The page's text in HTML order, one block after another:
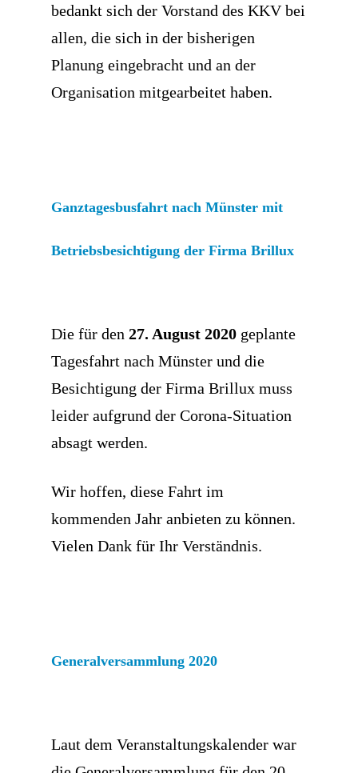
bedankt sich der Vorstand des KKV bei
allen, die sich in der bisherigen
Planung eingebracht und an der
Organisation mitgearbeitet haben.
Ganztagesbusfahrt nach Münster mit
Betriebsbesichtigung der Firma Brillux
Die für den 27. August 2020 geplante
Tagesfahrt nach Münster und die
Besichtigung der Firma Brillux muss
leider aufgrund der Corona-Situation
absagt werden.
Wir hoffen, diese Fahrt im
kommenden Jahr anbieten zu können.
Vielen Dank für Ihr Verständnis.
Generalversammlung 2020
Laut dem Veranstaltungskalender war